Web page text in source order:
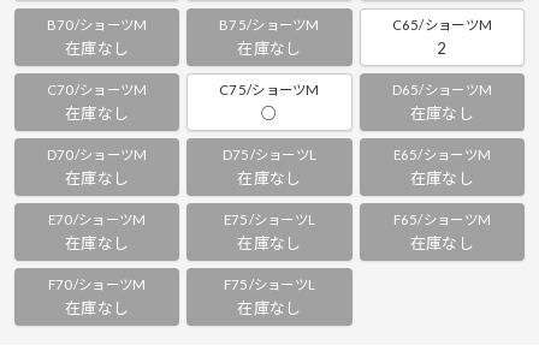
B70/ショーツM
在庫なし
B75/ショーツM
在庫なし
C65/ショーツM
2
C70/ショーツM
在庫なし
C75/ショーツM
○
D65/ショーツM
在庫なし
D70/ショーツM
在庫なし
D75/ショーツL
在庫なし
E65/ショーツM
在庫なし
E70/ショーツM
在庫なし
E75/ショーツL
在庫なし
F65/ショーツM
在庫なし
F70/ショーツM
在庫なし
F75/ショーツL
在庫なし